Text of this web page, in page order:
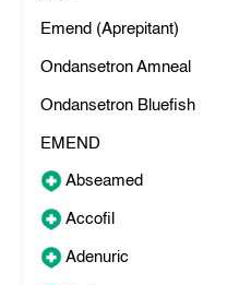
Emend (Aprepitant)
Ondansetron Amneal
Ondansetron Bluefish
EMEND
Abseamed
Accofil
Adenuric